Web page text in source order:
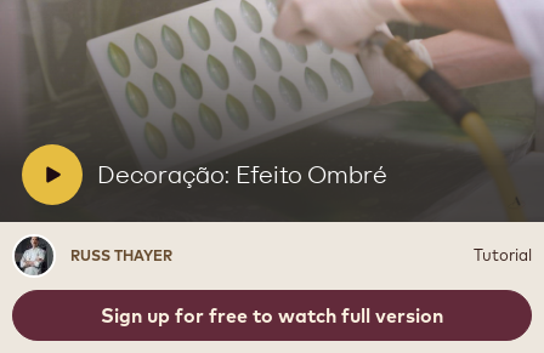
V
e
o
:
Decoração: Efeito Ombré
Reproduzir
Efeito
Ombré
Russ
Thayer
RUSS THAYER Tutorial
Sign up for free to watch full version